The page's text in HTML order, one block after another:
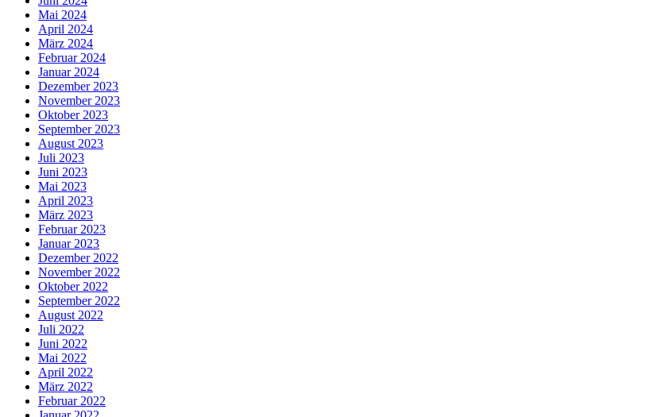
Mai 2024
April 2024
März 2024
Februar 2024
Januar 2024
Dezember 2023
November 2023
Oktober 2023
September 2023
August 2023
Juli 2023
Juni 2023
Mai 2023
April 2023
März 2023
Februar 2023
Januar 2023
Dezember 2022
November 2022
Oktober 2022
September 2022
August 2022
Juli 2022
Juni 2022
Mai 2022
April 2022
März 2022
Februar 2022